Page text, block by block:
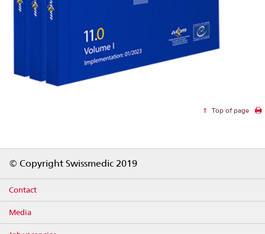
Top of page
© Copyright Swissmedic 2019
Contact
Media